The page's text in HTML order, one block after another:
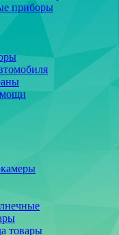
приборы
товары